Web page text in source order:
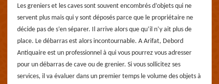
Les greniers et les caves sont souvent encombrés d’objets qui ne
servent plus mais qui y sont déposés parce que le propriétaire ne
décide pas de s’en séparer. Il arrive alors que qu’il n’y ait plus de
place. Le débarras est alors incontournable. A Arifat, Debord
Antiquaire est un professionnel à qui vous pourrez vous adresser
pour un débarras de cave ou de grenier. Si vous sollicitez ses
services, il va évaluer dans un premier temps le volume des objets à